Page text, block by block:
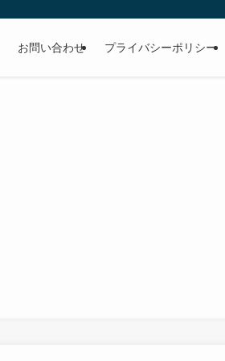
お問い合わせ プライバシーポリシー